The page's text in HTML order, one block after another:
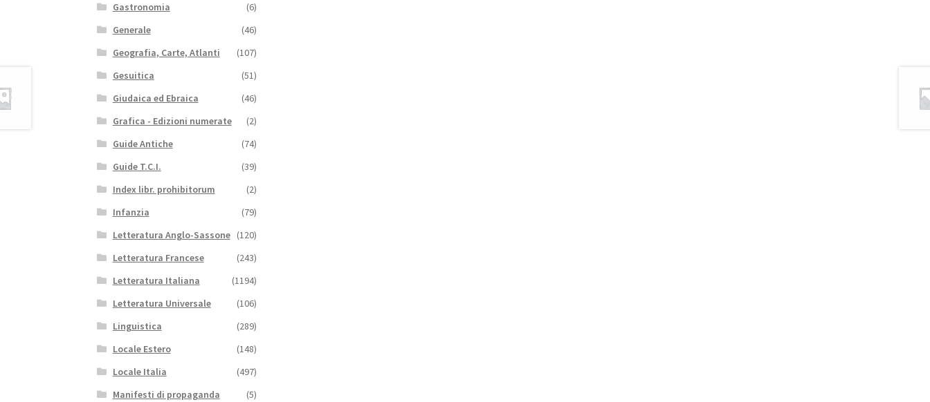
Gastronomia
(6)
Generale
(46)
Geografia, Carte, Atlanti
(107)
Gesuitica
(51)
Giudaica ed Ebraica
(46)
Grafica - Edizioni numerate
(2)
Guide Antiche
(74)
Guide T.C.I.
(39)
Index libr. prohibitorum
(2)
Infanzia
(79)
Letteratura Anglo-Sassone (120)
Letteratura Francese
(243)
Letteratura Italiana
(1194)
Letteratura Universale
(106)
Linguistica
(289)
Locale Estero
(148)
Locale Italia
(497)
Manifesti di propaganda
(5)